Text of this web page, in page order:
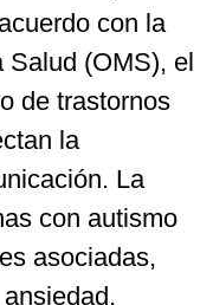
con la
Salud (OMS), el
de trastornos
la
La
con autismo
asociadas,